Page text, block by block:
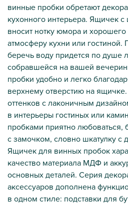
винные пробки обретают
кухонного интерьера. Ящичек
вносит нотку юмора и
атмосферу кухни или гостиной.
беречь воду придется по душе
собравшейся на вашей
пробки удобно и легко
верхнему отверстию на
оттенков с лаконичным
в интерьеры гостиных или
пробками приятно
с замочком, словно шкатулку с
Ящичек для винных пробок
качество материала МДФ и
основных деталей. Серия
аксессуаров дополнена
в одном стиле: подставки для